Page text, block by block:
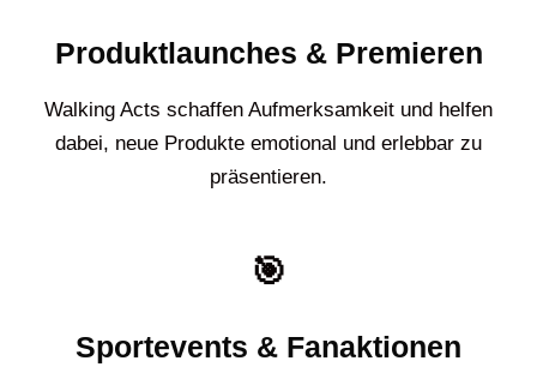
Produktlaunches & Premieren
Walking Acts schaffen Aufmerksamkeit und helfen
dabei, neue Produkte emotional und erlebbar zu
präsentieren.
🎯
Sportevents & Fanaktionen